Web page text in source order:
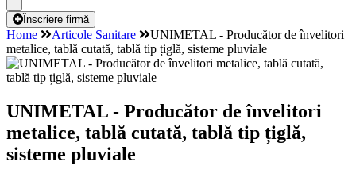
Înscriere firmă
Home Articole Sanitare
UNIMETAL - Producător de învelitori
metalice, tablă cutată, tablă tip țiglă, sisteme pluviale
UNIMETAL - Producător de învelitori
metalice, tablă cutată, tablă tip țiglă,
sisteme pluviale